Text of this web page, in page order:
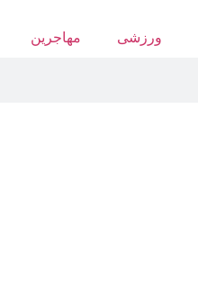
ورزشی مهاجرین